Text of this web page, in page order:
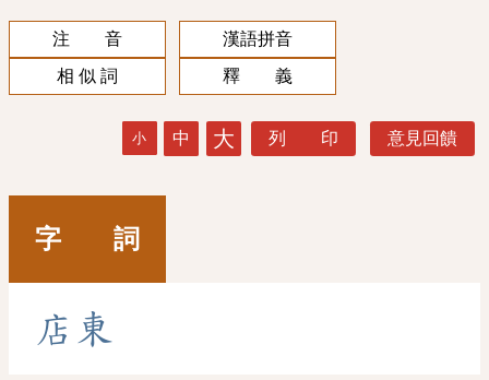
注 音
漢語拼音
相 似 詞
釋 義
小 中 大 列 印 意見回饋
字 詞
店 東